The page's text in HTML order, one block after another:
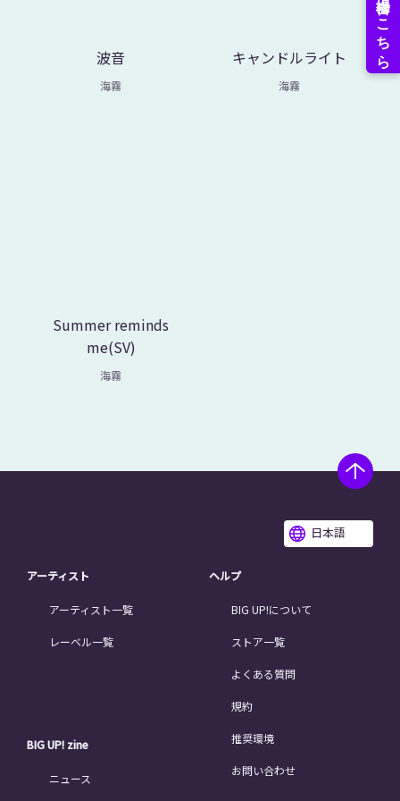
波音
海霧
キャンドルライト
海霧
Summer reminds
me(SV)
海霧
日本語
アーティスト
アーティスト一覧
レーベル一覧
BIG UP! zine
ニュース
ヘルプ
BIG UP!について
ストア一覧
よくある質問
規約
推奨環境
お問い合わせ